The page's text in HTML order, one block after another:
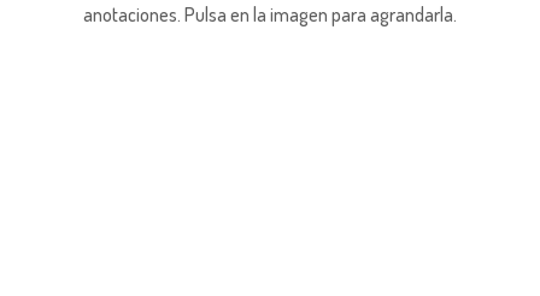
anotaciones. Pulsa en la imagen para agrandarla.